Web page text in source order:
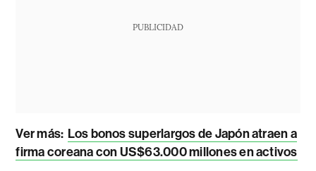
PUBLICIDAD
Ver más: Los bonos superlargos de Japón atraen a
firma coreana con US$63.000 millones en activos